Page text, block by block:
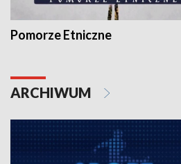
Pomorze Etniczne
ARCHIWUM